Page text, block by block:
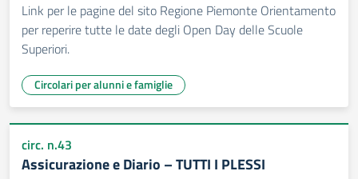
Link per le pagine del sito Regione Piemonte Orientamento
per reperire tutte le date degli Open Day delle Scuole
Superiori.
Circolari per alunni e famiglie
circ. n.43
Assicurazione e Diario – TUTTI I PLESSI